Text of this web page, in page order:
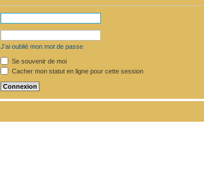
J’ai oublié mon mot de passe
Se souvenir de moi
Cacher mon statut en ligne pour cette session